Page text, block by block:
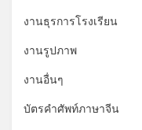
งานธุรการโรงเรียน
งานรูปภาพ
งานอื่นๆ
บัตรคำศัพท์ภาษาจีน